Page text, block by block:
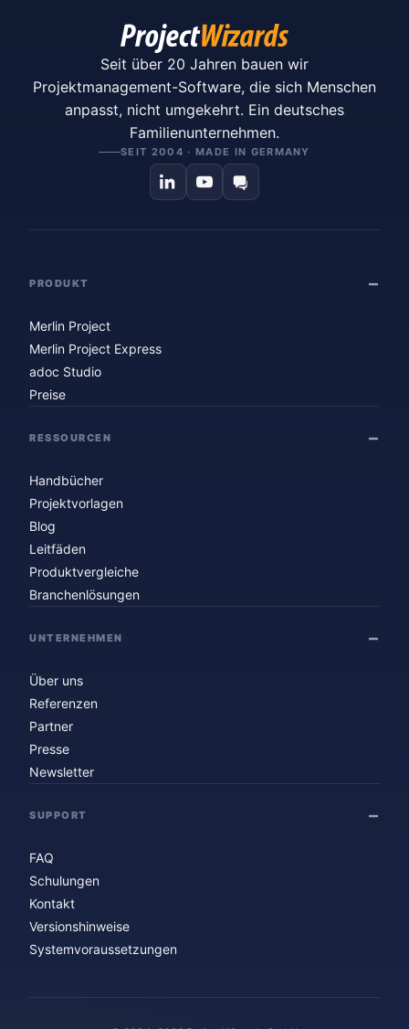
Seit über 20 Jahren bauen wir
Projektmanagement-Software, die sich Menschen
anpasst, nicht umgekehrt. Ein deutsches
Familienunternehmen.
SEIT 2004 · MADE IN GERMANY
PRODUKT
Merlin Project
Merlin Project Express
adoc Studio
Preise
RESSOURCEN
Handbücher
Projektvorlagen
Blog
Leitfäden
Produktvergleiche
Branchenlösungen
UNTERNEHMEN
Über uns
Referenzen
Partner
Presse
Newsletter
SUPPORT
FAQ
Schulungen
Kontakt
Versionshinweise
Systemvoraussetzungen